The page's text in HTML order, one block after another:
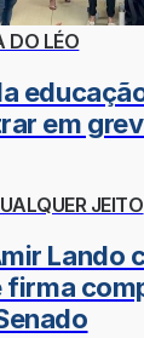
DO LÉO
em
JEITO
Lando
firma